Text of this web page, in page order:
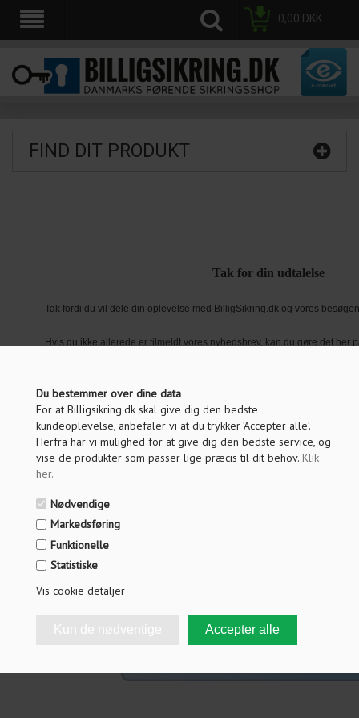
Du bestemmer over dine data
For at Billigsikring.dk skal give dig den bedste
kundeoplevelse, anbefaler vi at du trykker ’Accepter alle’.
Herfra har vi mulighed for at give dig den bedste service, og
vise de produkter som passer lige præcis til dit behov. Klik
her.
Nødvendige
Markedsføring
Funktionelle
Statistiske
Vis cookie detaljer
0,00 DKK
FIND DIT PRODUKT
Tak for din udtalelse
Tak fordi du vil dele din oplevelse med BilligSikring.dk og vores
Hvis du ikke allerede er tilmeldt vores nyhedsbrev, kan du gøre det her
Med venlig hilsen
BilligSikring.dk